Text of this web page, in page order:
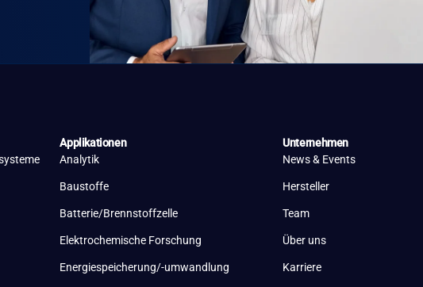
Applikationen
Analytik
Baustoffe
Batterie/Brennstoffzelle
Elektrochemische Forschung
Energiespeicherung/-umwandlung
Unternehmen
News & Events
Hersteller
Team
Über uns
Karriere